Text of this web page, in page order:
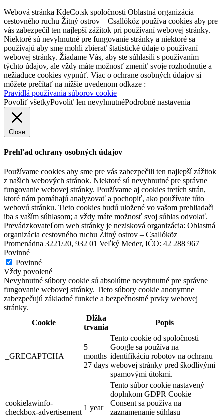
Hotel Legend
Dunajská Streda
Hotel
Webová stránka KdeCo.sk spoločnosti Oblastná organizácia
cestovného ruchu Žitný ostrov – Csallóköz používa cookies aby pre
vás zabezpečil ten najlepší zážitok pri používaní webovej stránky.
Niektoré sú nevyhnutné pre fungovanie stránky a niektoré sa
používajú aby sme mohli zbierať štatistické údaje o používaní
webovej stránky. Žiadame Vás, aby ste súhlasili s používaním
týchto údajov, ale vždy máte možnosť zmeniť svoje rozhodnutie a
nežiaduce cookies vypnúť. Viac o ochrane osobných údajov si
môžete prečítať na nižšie uvedenom odkaze :
Pravidlá používania súborov cookie
Povoliť všetkyPovoliť len nevyhnutnéPodrobné nastavenia
Close
Prehľad ochrany osobných údajov
Používame cookies aby sme pre vás zabezpečili ten najlepší zážitok
z našich webových stránok. Niektoré sú nevyhnutné pre správne
fungovanie webovej stránky. Používame aj cookies tretích strán,
ktoré nám pomáhajú analyzovať a pochopiť, ako používate túto
webovú stránku. Tieto cookies budú uložené vo vašom prehliadači
iba s vaším súhlasom; a vždy máte možnosť svoj súhlas odvolať.
Prevádzkovateľom web stránky je nezisková organizácia: Oblastná
organizácia cestovného ruchu Žitný ostrov – Csallóköz
Promenádna 3221/20, 932 01 Veľký Meder, IČO: 42 288 967
Povinné
Povinné
Vždy povolené
Nevyhnutné súbory cookie sú absolútne nevyhnutné pre správne
fungovanie webovej stránky. Tieto súbory cookie anonymne
zabezpečujú základné funkcie a bezpečnostné prvky webovej
stránky.
Cookie
Dĺžka
trvania
Popis
_GRECAPTCHA
5
months
27 days
Tento cookie od spoločnosti
Google sa používa na
identifikáciu robotov na ochranu
webovej stránky pred škodlivými
spamovými útokmi.
cookielawinfo-
checkbox-advertisement
1 year
Tento súbor cookie nastavený
doplnkom GDPR Cookie
Consent sa používa na
zaznamenanie súhlasu